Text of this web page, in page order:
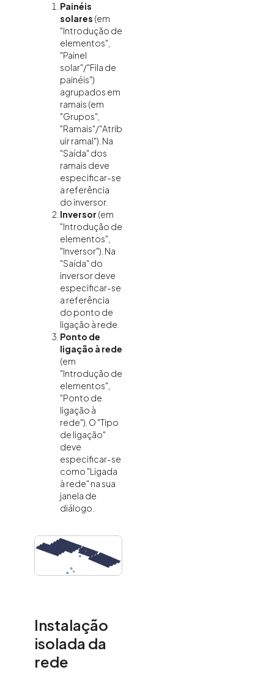
Painéis
solares (em
"Introdução de
elementos",
"Painel
solar"/"Fila de
painéis")
agrupados em
ramais (em
"Grupos",
"Ramais"/"Atrib
uir ramal"). Na
"Saída" dos
ramais deve
especificar-se
a referência
do inversor.
Inversor (em
"Introdução de
elementos",
"Inversor"). Na
"Saída" do
inversor deve
especificar-se
a referência
do ponto de
ligação à rede.
Ponto de
ligação à rede
(em
"Introdução de
elementos",
"Ponto de
ligação à
rede"). O "Tipo
de ligação"
deve
especificar-se
como "Ligada
à rede" na sua
janela de
diálogo.
Instalação
isolada da
rede